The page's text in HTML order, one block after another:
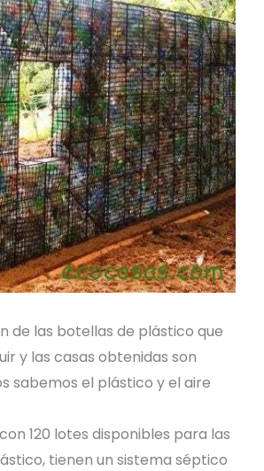
de las botellas de plástico que
y las casas obtenidas son
sabemos el plástico y el aire
120 lotes disponibles para las
tienen un sistema séptico